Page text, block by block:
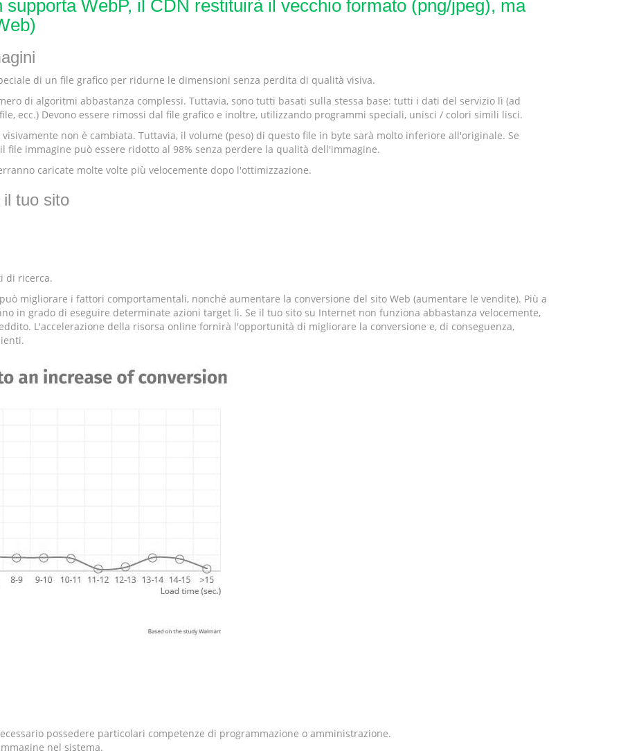
WebP, il CDN restituirà il vecchio formato (png/jpeg), ma
di un file grafico per ridurne le dimensioni senza perdita di qualità visiva.
di algoritmi abbastanza complessi. Tuttavia, sono tutti basati sulla stessa base: tutti i dati del servizio lì (ad
ecc.) Devono essere rimossi dal file grafico e inoltre, utilizzando programmi speciali, unisci / colori simili lisci.
non è cambiata. Tuttavia, il volume (peso) di questo file in byte sarà molto inferiore all'originale. Se
file immagine può essere ridotto al 98% senza perdere la qualità dell'immagine.
caricate molte volte più velocemente dopo l'ottimizzazione.
tuo sito
di ricerca.
migliorare i fattori comportamentali, nonché aumentare la conversione del sito Web (aumentare le vendite). Più a
in grado di eseguire determinate azioni target lì. Se il tuo sito su Internet non funziona abbastanza velocemente,
L'accelerazione della risorsa online fornirà l'opportunità di migliorare la conversione e, di conseguenza,
possedere particolari competenze di programmazione o amministrazione.
nel sistema.